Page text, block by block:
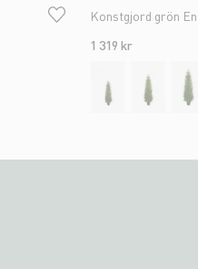
Konstgjord grön
1 319 kr